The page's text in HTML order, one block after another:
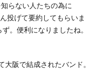
らない人たちの為に
投げて要約してもらいま
。便利になりましたね。
阪で結成されたバンド。